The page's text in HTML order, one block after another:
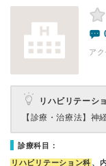
ア
リハビリテーシ
【診療・治療法】 神
診療科目：
リハビリテーション科 、